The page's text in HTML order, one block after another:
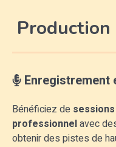
Enregistrement
Bénéficiez de
professionnelavec
obtenir des pistes de